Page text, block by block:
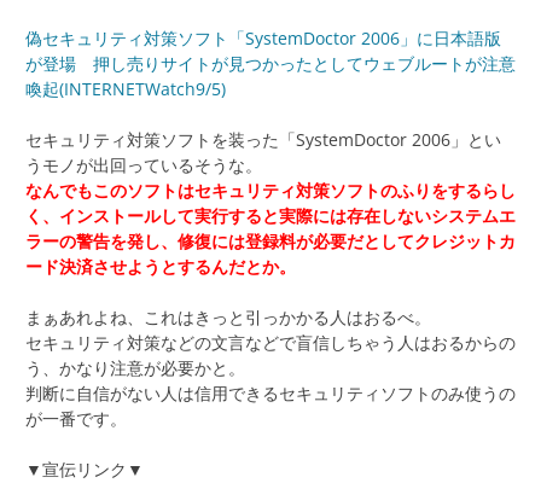
偽セキュリティ対策ソフト「SystemDoctor 2006」に日本語版
が登場 押し売りサイトが見つかったとしてウェブルートが注意
喚起(INTERNETWatch9/5)
セキュリティ対策ソフトを装った「SystemDoctor 2006」とい
うモノが出回っているそうな。
なんでもこのソフトはセキュリティ対策ソフトのふりをするらし
く、インストールして実行すると実際には存在しないシステムエ
ラーの警告を発し、修復には登録料が必要だとしてクレジットカ
ード決済させようとするんだとか。
まぁあれよね、これはきっと引っかかる人はおるべ。
セキュリティ対策などの文言などで盲信しちゃう人はおるからの
う、かなり注意が必要かと。
判断に自信がない人は信用できるセキュリティソフトのみ使うの
が一番です。
▼宣伝リンク▼